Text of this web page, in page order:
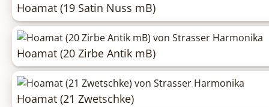
Hoamat (19 Satin Nuss mB)
Hoamat (20 Zirbe Antik mB)
Hoamat (21 Zwetschke)